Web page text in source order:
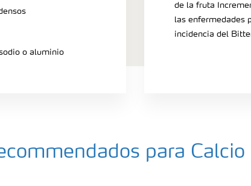
o aluminio
de la fruta
las enfermedades
incidencia del
para Calcio